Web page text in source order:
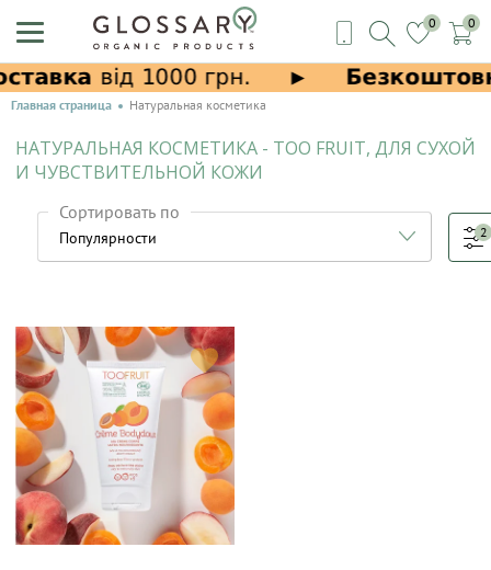
0 0
Главная страница Натуральная косметика
НАТУРАЛЬНАЯ КОСМЕТИКА - TOO FRUIT, ДЛЯ СУХОЙ
И ЧУВСТВИТЕЛЬНОЙ КОЖИ
Сортировать по
2